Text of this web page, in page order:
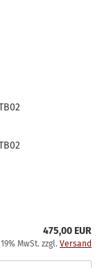
475,00 EUR
MwSt. zzgl. Versand